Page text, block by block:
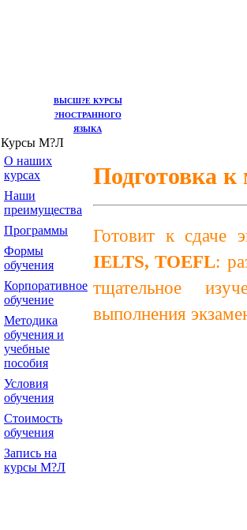
ВЫСШ?Е КУРСЫ
?НОСТРАННОГО
ЯЗЫКА
Курсы М?Л
О наших
курсах
Наши
преимущества
Программы
Формы
обучения
Корпоративное
обучение
Методика
обучения и
учебные
пособия
Условия
обучения
Стоимость
обучения
Запись на
курсы М?Л
Подготовка
Готовит к сдаче
IELTS, TOEFL:
тщательное
выполнения